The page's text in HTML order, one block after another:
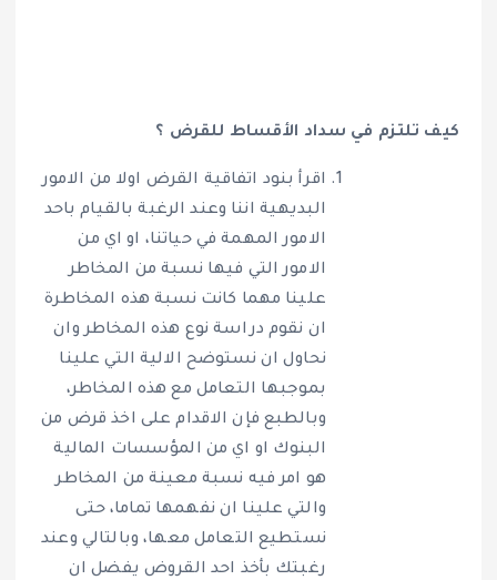
كيف تلتزم في سداد الأقساط للقرض ؟
اقرأ بنود اتفاقية القرض اولا من الامور
البديهية اننا وعند الرغبة بالقيام باحد
الامور المهمة في حياتنا، او اي من
الامور التي فيها نسبة من المخاطر
علينا مهما كانت نسبة هذه المخاطرة
ان نقوم دراسة نوع هذه المخاطر وان
نحاول ان نستوضح الالية التي علينا
بموجبها التعامل مع هذه المخاطر،
وبالطبع فإن الاقدام على اخذ قرض من
البنوك او اي من المؤسسات المالية
هو امر فيه نسبة معينة من المخاطر
والتي علينا ان نفهمها تماما، حتى
نستطيع التعامل معها، وبالتالي وعند
رغبتك بأخذ احد القروض يفضل ان